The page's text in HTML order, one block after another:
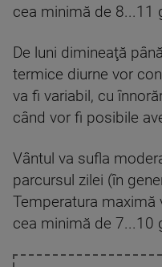
cea minimă de 8...11
De luni dimineaţă
termice diurne vor
va fi variabil, cu
când vor fi posibile
Vântul va sufla
parcursul zilei (în
Temperatura maximă
cea minimă de 7...10